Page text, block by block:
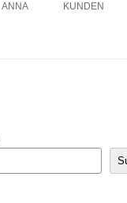
ANNA KUNDEN